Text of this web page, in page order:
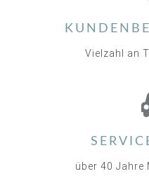
Vielzahl an
über 40 Jahre